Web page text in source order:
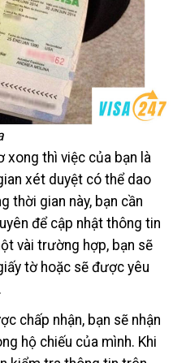
xong thì việc của bạn là
xét duyệt có thể dao
thời gian này, bạn cần
để cập nhật thông tin
vài trường hợp, bạn sẽ
tờ hoặc sẽ được yêu
chấp nhận, bạn sẽ nhận
hộ chiếu của mình. Khi